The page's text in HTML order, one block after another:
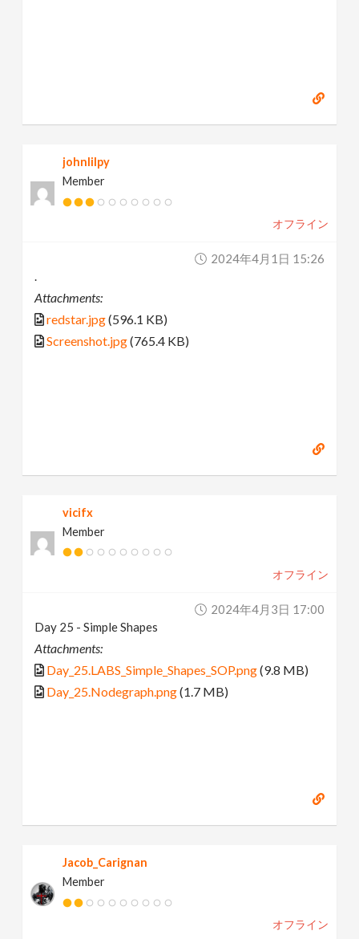
johnlilpy
Member
オフライン
2024年4月1日 15:26
.
Attachments:
redstar.jpg(596.1 KB)
Screenshot.jpg(765.4 KB)
vicifx
Member
オフライン
2024年4月3日 17:00
Day 25 - Simple Shapes
Attachments:
Day_25.LABS_Simple_Shapes_SOP.png(9.8 MB)
Day_25.Nodegraph.png(1.7 MB)
Jacob_Carignan
Member
オフライン